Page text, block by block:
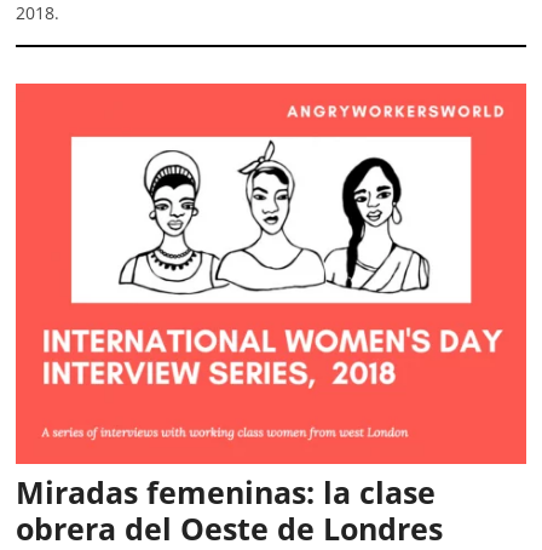
2018.
Miradas femeninas: la clase
obrera del Oeste de Londres